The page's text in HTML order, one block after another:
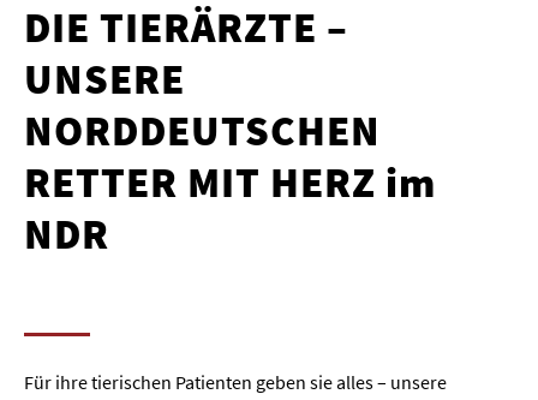
DIE TIERÄRZTE –
UNSERE
NORDDEUTSCHEN
RETTER MIT HERZ im
NDR
Für ihre tierischen Patienten geben sie alles – unsere